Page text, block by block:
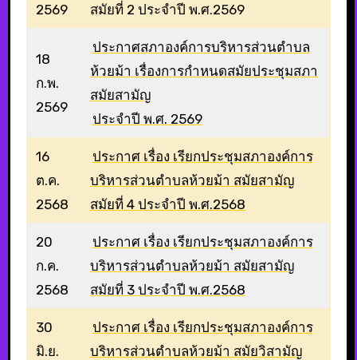
2569
สมัยที่ 2 ประจำปี พ.ศ.2569
18
ก.พ.
2569
ประกาศสภาองค์การบริหารส่วนตำบล
ห้วยม้า เรื่องการกำหนดสมัยประชุมสภา
สมัยสามัญ
ประจำปี พ.ศ. 2569
16
ต.ค.
2568
ประกาศ เรื่อง เรียกประชุมสภาองค์การ
บริหารส่วนตำบลห้วยม้า สมัยสามัญ
สมัยที่ 4 ประจำปี พ.ศ.2568
20
ก.ค.
2568
ประกาศ เรื่อง เรียกประชุมสภาองค์การ
บริหารส่วนตำบลห้วยม้า สมัยสามัญ
สมัยที่ 3 ประจำปี พ.ศ.2568
30
มิ.ย.
ประกาศ เรื่อง เรียกประชุมสภาองค์การ
บริหารส่วนตำบลห้วยม้า สมัยวิสามัญ